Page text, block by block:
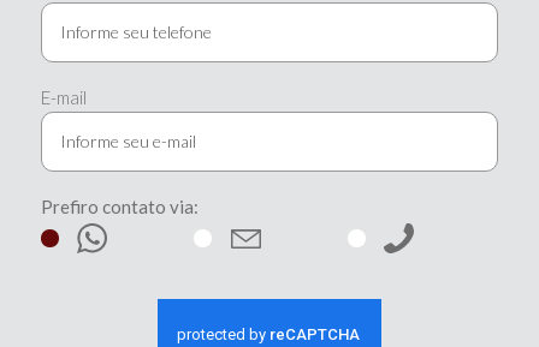
E-mail
Prefiro contato via: